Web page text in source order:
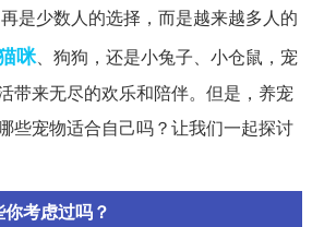
再是少数人的选择，而是越来越多人的
咪、狗狗，还是小兔子、小仓鼠，宠
带来无尽的欢乐和陪伴。但是，养宠
些宠物适合自己吗？让我们一起探讨
考虑过吗？